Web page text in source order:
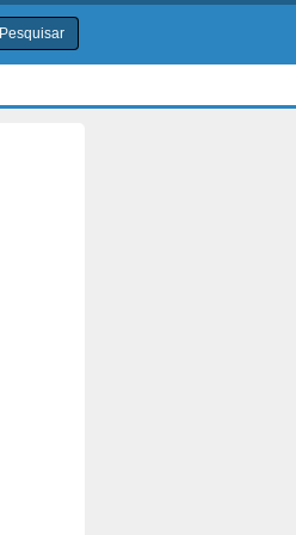
Pesquisar